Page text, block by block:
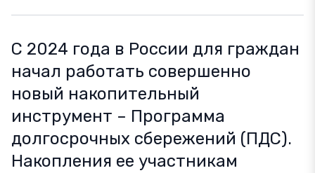
С 2024 года в России для граждан
начал работать совершенно
новый накопительный
инструмент – Программа
долгосрочных сбережений (ПДС).
Накопления ее участникам